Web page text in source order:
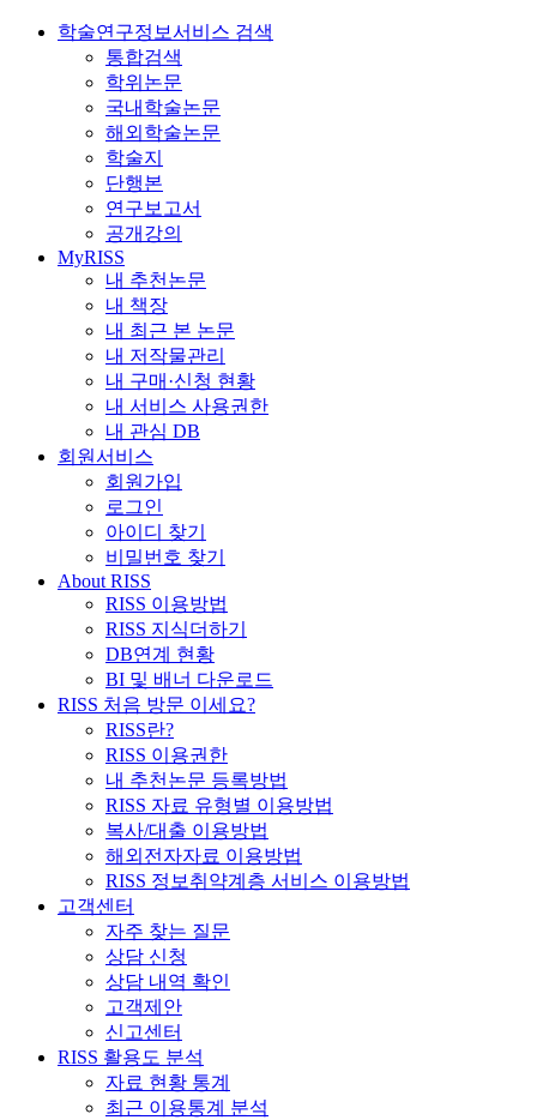
학술연구정보서비스 검색
통합검색
학위논문
국내학술논문
해외학술논문
학술지
단행본
연구보고서
공개강의
MyRISS
내 추천논문
내 책장
내 최근 본 논문
내 저작물관리
내 구매·신청 현황
내 서비스 사용권한
내 관심 DB
회원서비스
회원가입
로그인
아이디 찾기
비밀번호 찾기
About RISS
RISS 이용방법
RISS 지식더하기
DB연계 현황
BI 및 배너 다운로드
RISS 처음 방문 이세요?
RISS란?
RISS 이용권한
내 추천논문 등록방법
RISS 자료 유형별 이용방법
복사/대출 이용방법
해외전자자료 이용방법
RISS 정보취약계층 서비스 이용방법
고객센터
자주 찾는 질문
상담 신청
상담 내역 확인
고객제안
신고센터
RISS 활용도 분석
자료 현황 통계
최근 이용통계 분석